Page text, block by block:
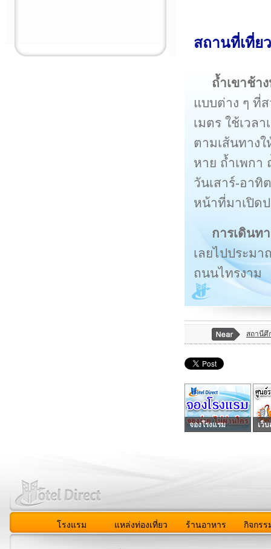
สถานที่เที่ย
ถ้ำเขาช้า
แบบต่าง ๆ ที่
เมตร ใช้เวล
ตามเส้นทาง
หาย ถ้ำเพกา
วันเสาร์-อาทิ
หน้าที่มาเปิด
การเดินท
เลยไปประม
ถนนไทรงาม
สถานีศึ
จองโรงแรม เว็
โรงแรม แหล่งท่องเที่ยว ร้านอาหาร กิจกรร